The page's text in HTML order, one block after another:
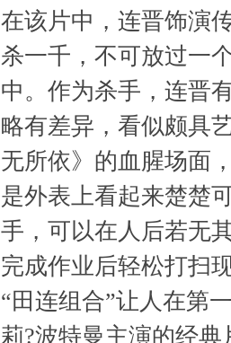
在该片中，连晋饰演
杀一千，不可放过一
中。作为杀手，连晋
略有差异，看似颇具
无所依》的血腥场面
是外表上看起来楚楚
手，可以在人后若无
完成作业后轻松打扫
“田连组合”让人在第
莉?波特曼主演的经